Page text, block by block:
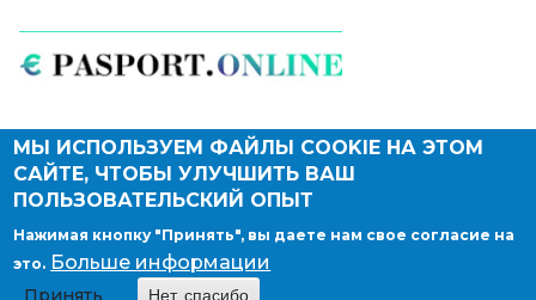
© Паспорт Онлайн 2019—2026
Политика конфиденциальности
Оферта и конфиденциальность:РФ
Правовые документы
Депонирование логотипа компании
МЫ ИСПОЛЬЗУЕМ ФАЙЛЫ COOKIE НА ЭТОМ
САЙТЕ, ЧТОБЫ УЛУЧШИТЬ ВАШ
ПОЛЬЗОВАТЕЛЬСКИЙ ОПЫТ
Нажимая кнопку "Принять", вы даете нам свое согласие на
это. Больше информации
Принять Нет, спасибо